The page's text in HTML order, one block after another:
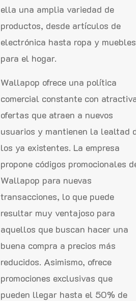
ella una amplia variedad de
productos, desde artículos de
electrónica hasta ropa y muebles
para el hogar.
Wallapop ofrece una política
comercial constante con
ofertas que atraen a nuevos
usuarios y mantienen la lealtad
los ya existentes. La empresa
propone códigos promocionales
Wallapop para nuevas
transacciones, lo que puede
resultar muy ventajoso para
aquellos que buscan hacer una
buena compra a precios más
reducidos. Asimismo, ofrece
promociones exclusivas que
pueden llegar hasta el 50% de